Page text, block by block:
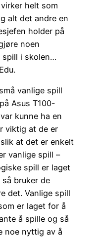
helt som
alt det andre en
holder på
noen
spill i skolen…
vanlige spill
Asus T100-
kunne ha en
viktig at de er
at det er enkelt
vanlige spill –
spill er laget
bruker de
det. Vanlige spill
er laget for å
å spille og så
noe nyttig av å